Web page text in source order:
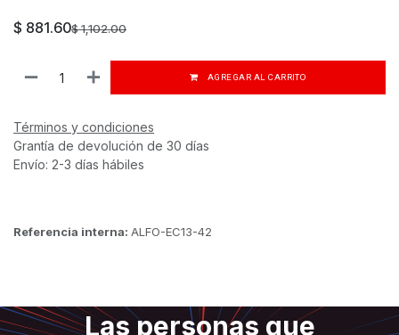
$ 881.60$1,102.00
AGREGAR AL CARRITO
Términos y condiciones
Grantía de devolución de 30 días
Envío: 2-3 días hábiles
Referencia interna: ALFO-EC13-42
Las personas que